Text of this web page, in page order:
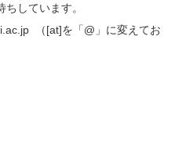
しています。
（[at]を「@」に変えてお